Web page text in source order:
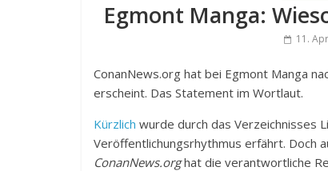
Egmont Manga:
11.
ConanNews.org hat bei Egmont Manga
erscheint. Das Statement im Wortlaut.
Kürzlich wurde durch das Verzeichnisses
Veröffentlichungsrhythmus erfährt. Doch
ConanNews.orghat die verantwortliche